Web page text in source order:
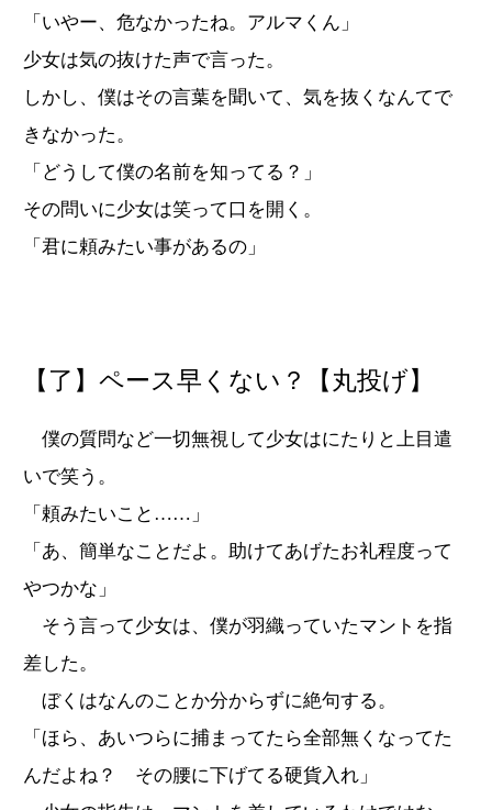
「いやー、危なかったね。アルマくん」
少女は気の抜けた声で言った。
しかし、僕はその言葉を聞いて、気を抜くなんてで
きなかった。
「どうして僕の名前を知ってる？」
その問いに少女は笑って口を開く。
「君に頼みたい事があるの」
【了】ペース早くない？【丸投げ】
僕の質問など一切無視して少女はにたりと上目遣
いで笑う。
「頼みたいこと……」
「あ、簡単なことだよ。助けてあげたお礼程度って
やつかな」
そう言って少女は、僕が羽織っていたマントを指
差した。
ぼくはなんのことか分からずに絶句する。
「ほら、あいつらに捕まってたら全部無くなってた
んだよね？ その腰に下げてる硬貨入れ」